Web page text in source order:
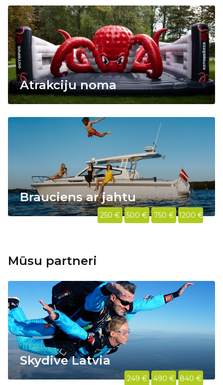
Atrakciju noma
Brauciens ar jahtu
250 € 500 € 750 € 1200 €
Mūsu partneri
Skydive Latvia
249 € 490 € 840 €